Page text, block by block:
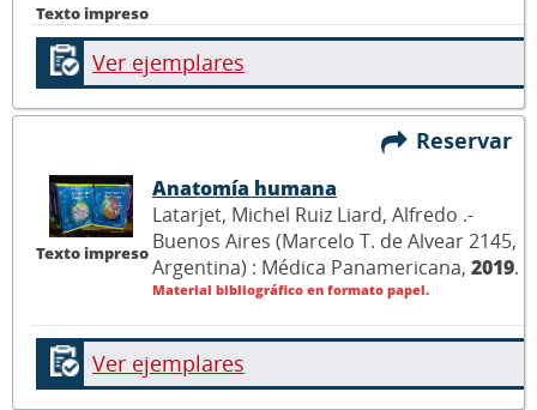
Texto impreso
Ver ejemplares
Reservar
Texto impreso
Anatomía humana
Latarjet, Michel Ruiz Liard, Alfredo .-
Buenos Aires (Marcelo T. de Alvear 2145,
Argentina) : Médica Panamericana, 2019.
Material bibliográfico en formato papel.
Ver ejemplares